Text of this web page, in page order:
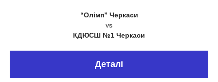
“Олімп” Черкаси
vs
КДЮСШ №1 Черкаси
Деталі